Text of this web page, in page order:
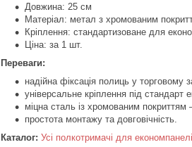
Довжина: 25 см
Матеріал: метал з хромованим
Кріплення: стандартизоване для
Ціна: за 1 шт.
Переваги:
надійна фіксація полиць у торговому
універсальне кріплення під стандарт
міцна сталь із хромованим покриттям
простота монтажу та довговічність.
Каталог: Усі полкотримачі для економпанелі